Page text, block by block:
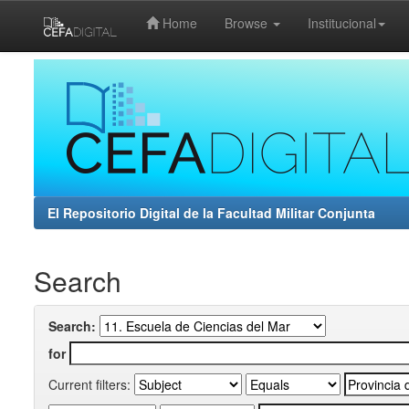
Home Browse Institucional
El Repositorio Digital de la Facultad Militar Conjunta
Search
Search:
for
Current filters: